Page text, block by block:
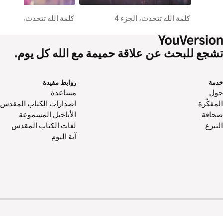
كلمة الله تتحدث، الجزء 4 كلمة الله تتحدث، الجزء 2
تشجع للبحث عن علاقة حميمة مع الله كل يوم.
خدمة
حول‌
المفكّرة
صحافة
التبرع
روابط مفيدة
مساعدة
اصدارات الكتاب المقدس
الأناجيل المسموعة
لغات الكتاب المقدس
آية اليوم